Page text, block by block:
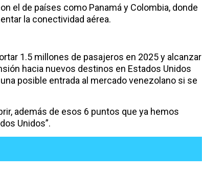
el de países como Panamá y Colombia, donde
la conectividad aérea.
1.5 millones de pasajeros en 2025 y alcanzar
hacia nuevos destinos en Estados Unidos
posible entrada al mercado venezolano si se
además de esos 6 puntos que ya hemos
Unidos”.